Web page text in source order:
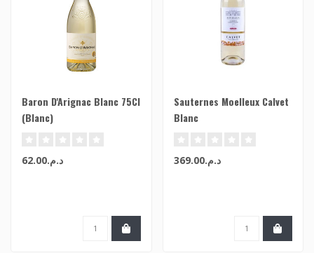
Baron D'Arignac Blanc 75Cl
(Blanc)
د.م.62.00
Sauternes Moelleux Calvet
Blanc
د.م.369.00